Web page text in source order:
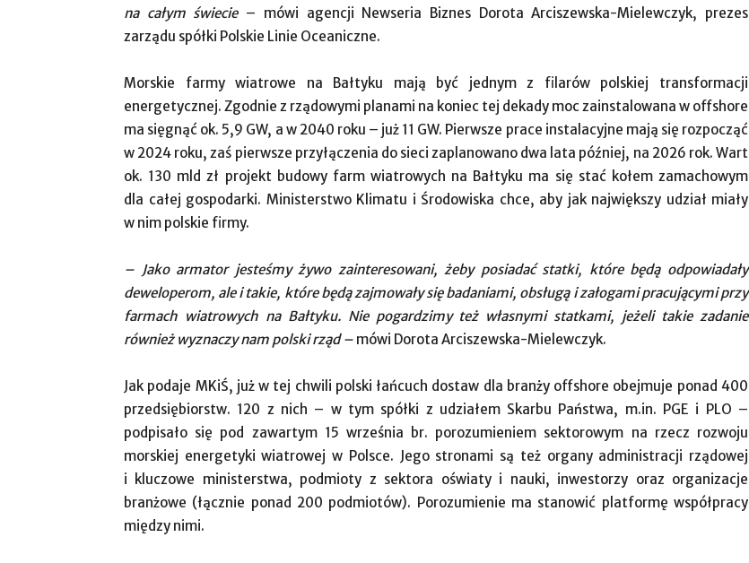
na całym świecie – mówi agencji Newseria Biznes Dorota Arciszewska-Mielewczyk, prezes
zarządu spółki Polskie Linie Oceaniczne.
Morskie farmy wiatrowe na Bałtyku mają być jednym z filarów polskiej transformacji
energetycznej. Zgodnie z rządowymi planami na koniec tej dekady moc zainstalowana w offshore
ma sięgnąć ok. 5,9 GW, a w 2040 roku – już 11 GW. Pierwsze prace instalacyjne mają się rozpocząć
w 2024 roku, zaś pierwsze przyłączenia do sieci zaplanowano dwa lata później, na 2026 rok. Wart
ok. 130 mld zł projekt budowy farm wiatrowych na Bałtyku ma się stać kołem zamachowym
dla całej gospodarki. Ministerstwo Klimatu i Środowiska chce, aby jak największy udział miały
w nim polskie firmy.
– Jako armator jesteśmy żywo zainteresowani, żeby posiadać statki, które będą odpowiadały
deweloperom, ale i takie, które będą zajmowały się badaniami, obsługą i załogami pracującymi przy
farmach wiatrowych na Bałtyku. Nie pogardzimy też własnymi statkami, jeżeli takie zadanie
również wyznaczy nam polski rząd – mówi Dorota Arciszewska-Mielewczyk.
Jak podaje MKiŚ, już w tej chwili polski łańcuch dostaw dla branży offshore obejmuje ponad 400
przedsiębiorstw. 120 z nich – w tym spółki z udziałem Skarbu Państwa, m.in. PGE i PLO –
podpisało się pod zawartym 15 września br. porozumieniem sektorowym na rzecz rozwoju
morskiej energetyki wiatrowej w Polsce. Jego stronami są też organy administracji rządowej
i kluczowe ministerstwa, podmioty z sektora oświaty i nauki, inwestorzy oraz organizacje
branżowe (łącznie ponad 200 podmiotów). Porozumienie ma stanowić platformę współpracy
między nimi.